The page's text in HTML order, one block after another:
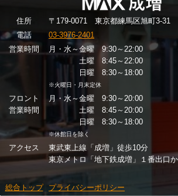
住所
〒179-0071 東京都練馬区旭町3-31
電話
03-3976-2401
営業時間
月・水～金曜 9:30～22:00
土曜 8:45～22:00
日曜 8:30～18:00
※火曜日・月末定休
フロント
営業時間
月・水～金曜 9:30～20:00
土曜 8:45～20:00
日曜 8:30～18:00
※休館日を除く
アクセス
東武東上線「成増」徒歩10分
東京メトロ「地下鉄成増」１番出口
総合トップ プライバシーポリシー